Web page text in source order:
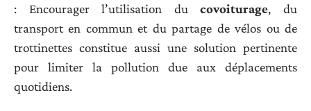
: Encourager l’utilisation ducovoiturage, du
transport en commun et du partage de vélos ou de
trottinettes constitue aussi une solution pertinente
pour limiter la pollution due aux déplacements
quotidiens.